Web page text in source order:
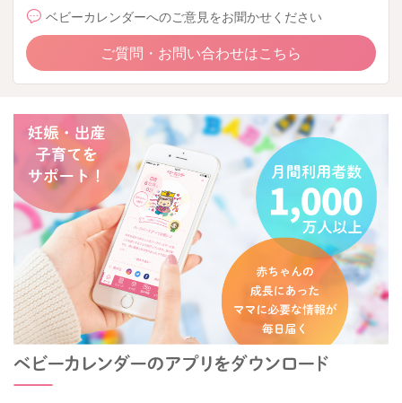
ベビーカレンダーへのご意見をお聞かせください
ご質問・お問い合わせはこちら